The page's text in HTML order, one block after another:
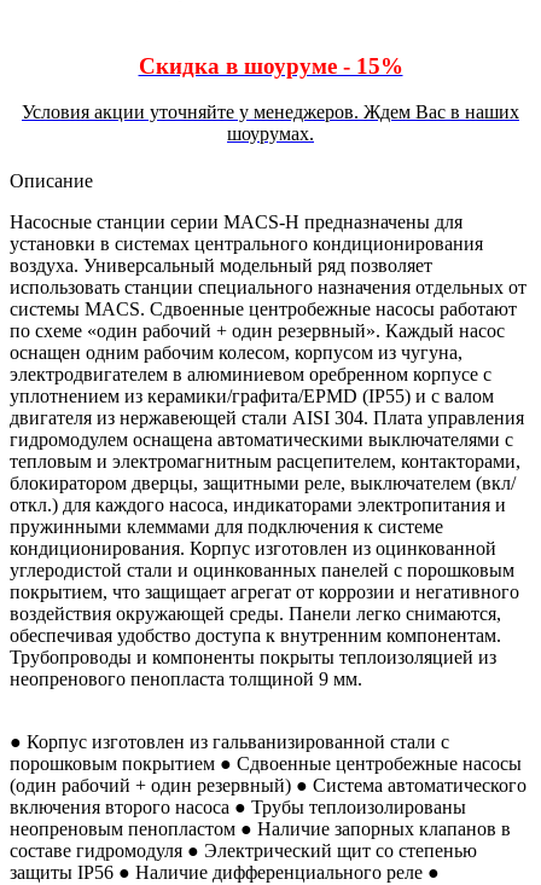
Скидка в шоуруме - 15%
Условия акции уточняйте у менеджеров. Ждем Вас в наших
шоурумах.
Описание
Насосные станции серии MACS-H предназначены для
установки в системах центрального кондиционирования
воздуха. Универсальный модельный ряд позволяет
использовать станции специального назначения отдельных от
системы MACS. Сдвоенные центробежные насосы работают
по схеме «один рабочий + один резервный». Каждый насос
оснащен одним рабочим колесом, корпусом из чугуна,
электродвигателем в алюминиевом оребренном корпусе с
уплотнением из керамики/графита/EPMD (IP55) и с валом
двигателя из нержавеющей стали AISI 304. Плата управления
гидромодулем оснащена автоматическими выключателями с
тепловым и электромагнитным расцепителем, контакторами,
блокиратором дверцы, защитными реле, выключателем (вкл/
откл.) для каждого насоса, индикаторами электропитания и
пружинными клеммами для подключения к системе
кондиционирования. Корпус изготовлен из оцинкованной
углеродистой стали и оцинкованных панелей с порошковым
покрытием, что защищает агрегат от коррозии и негативного
воздействия окружающей среды. Панели легко снимаются,
обеспечивая удобство доступа к внутренним компонентам.
Трубопроводы и компоненты покрыты теплоизоляцией из
неопренового пенопласта толщиной 9 мм.
● Корпус изготовлен из гальванизированной стали с
порошковым покрытием ● Сдвоенные центробежные насосы
(один рабочий + один резервный) ● Система автоматического
включения второго насоса ● Трубы теплоизолированы
неопреновым пенопластом ● Наличие запорных клапанов в
составе гидромодуля ● Электрический щит со степенью
защиты IP56 ● Наличие дифференциального реле ●